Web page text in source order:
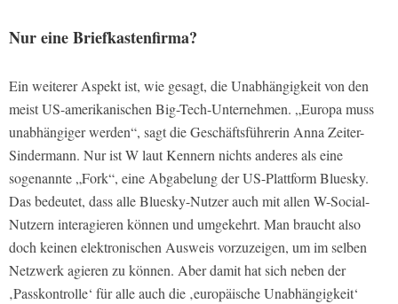
Nur eine Briefkastenfirma?
Ein weiterer Aspekt ist, wie gesagt, die Unabhängigkeit von den
meist US-amerikanischen Big-Tech-Unternehmen. „Europa muss
unabhängiger werden“, sagt die Geschäftsführerin Anna Zeiter-
Sindermann. Nur ist W laut Kennern nichts anderes als eine
sogenannte „Fork“, eine Abgabelung der US-Plattform Bluesky.
Das bedeutet, dass alle Bluesky-Nutzer auch mit allen W-Social-
Nutzern interagieren können und umgekehrt. Man braucht also
doch keinen elektronischen Ausweis vorzuzeigen, um im selben
Netzwerk agieren zu können. Aber damit hat sich neben der
‚Passkontrolle‘ für alle auch die ‚europäische Unabhängigkeit‘